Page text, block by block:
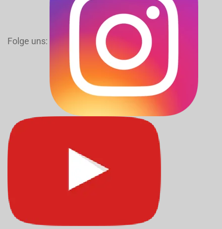
Folge uns: